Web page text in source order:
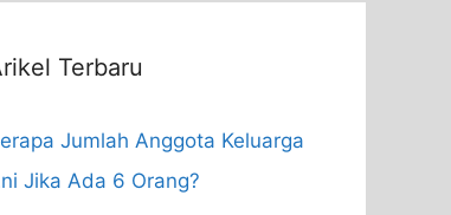
Terbaru
Jumlah Anggota Keluarga
Jika Ada 6 Orang?